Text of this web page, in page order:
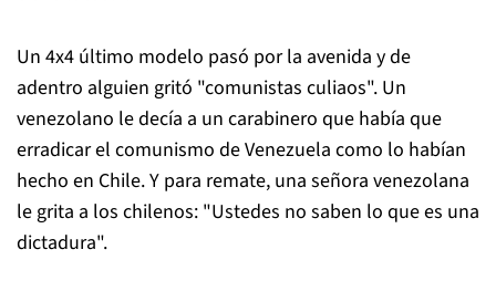
Un 4x4 último modelo pasó por la avenida y de
adentro alguien gritó "comunistas culiaos". Un
venezolano le decía a un carabinero que había que
erradicar el comunismo de Venezuela como lo habían
hecho en Chile. Y para remate, una señora venezolana
le grita a los chilenos: "Ustedes no saben lo que es una
dictadura".